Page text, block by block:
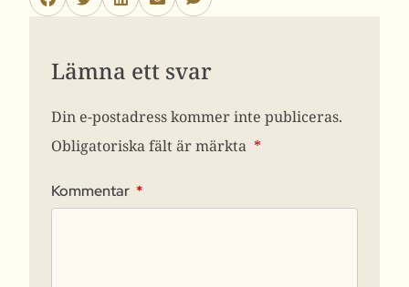
Lämna ett svar
Din e-postadress kommer inte publiceras.
Obligatoriska fält är märkta *
Kommentar *